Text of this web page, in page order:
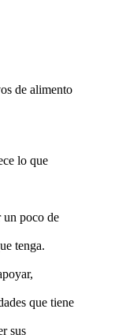
de alimento
lo que
un poco de
tenga.
que tiene
sus